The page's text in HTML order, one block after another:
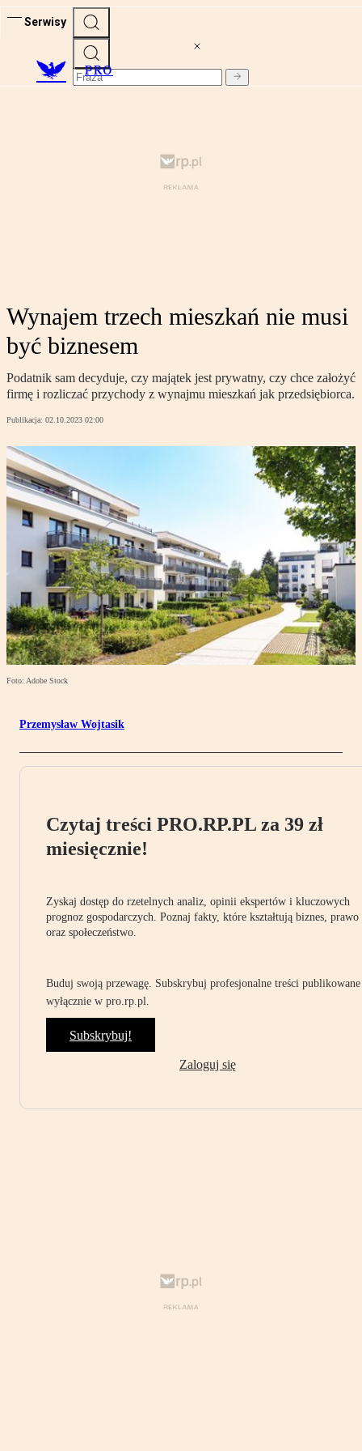
Serwisy
PRO
Wynajem trzech mieszkań nie musi
być biznesem
Podatnik sam decyduje, czy majątek jest prywatny, czy chce założyć
firmę i rozliczać przychody z wynajmu mieszkań jak przedsiębiorca.
Publikacja: 02.10.2023 02:00
Foto: Adobe Stock
Przemysław Wojtasik
Czytaj treści PRO.RP.PL za 39 zł
miesięcznie!
Zyskaj dostęp do rzetelnych analiz, opinii ekspertów i kluczowych
prognoz gospodarczych. Poznaj fakty, które kształtują biznes, prawo
oraz społeczeństwo.
Buduj swoją przewagę. Subskrybuj profesjonalne treści publikowane
wyłącznie w pro.rp.pl.
Subskrybuj!
Zaloguj się